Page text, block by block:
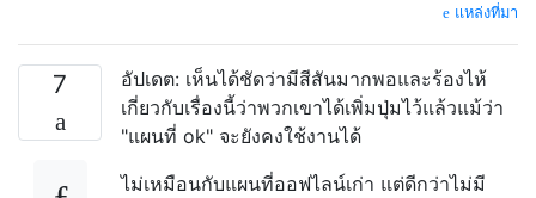
แหล่งที่มา
7
อัปเดต: เห็นได้ชัดว่ามีสีสันมากพอและร้องไห้
เกี่ยวกับเรื่องนี้ว่าพวกเขาได้เพิ่มปุ่มไว้แล้วแม้ว่า
"แผนที่ ok" จะยังคงใช้งานได้
ไม่เหมือนกับแผนที่ออฟไลน์เก่า แต่ดีกว่าไม่มี